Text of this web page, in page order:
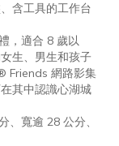
含工具的工作台
，適合 8 歲以
生、男生和孩子
Friends 網路影集
其中認識心湖城
、寬逾 28 公分、